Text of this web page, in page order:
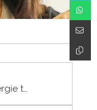
Optimiser son capital énergie toute l’année avec l’ayurvéda : conseils !